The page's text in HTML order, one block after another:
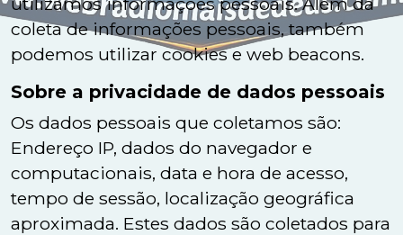
coleta de informações pessoais, também
podemos utilizar cookies e web beacons.
Sobre a privacidade de dados pessoais
Os dados pessoais que coletamos são:
Endereço IP, dados do navegador e
computacionais, data e hora de acesso,
tempo de sessão, localização geográfica
aproximada. Estes dados são coletados para